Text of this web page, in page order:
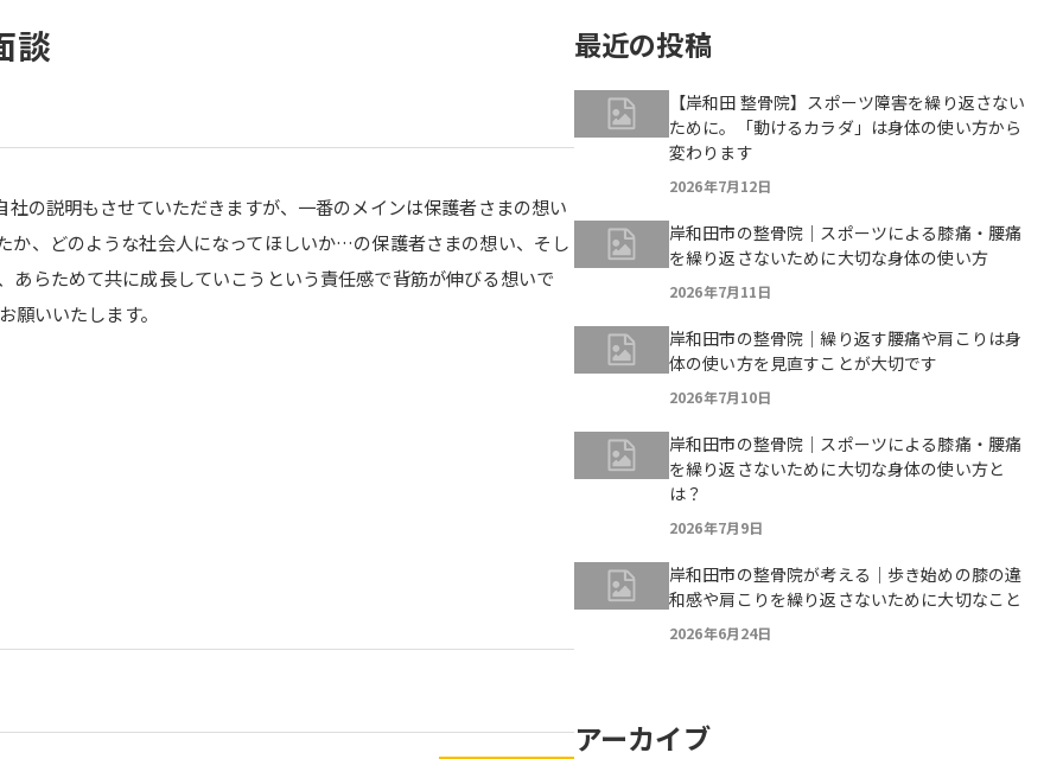
談
の説明もさせていただきますが、一番のメインは保護者さまの想い
か、どのような社会人になってほしいか…の保護者さまの想い、そし
らためて共に成長していこうという責任感で背筋が伸びる想いで
いいたします。
最近の投稿
【岸和田 整骨院】スポーツ障害を繰り返さない
ために。「動けるカラダ」は身体の使い方から
変わります
2026年7月12日
岸和田市の整骨院｜スポーツによる膝痛・腰痛
を繰り返さないために大切な身体の使い方
2026年7月11日
岸和田市の整骨院｜繰り返す腰痛や肩こりは身
体の使い方を見直すことが大切です
2026年7月10日
岸和田市の整骨院｜スポーツによる膝痛・腰痛
を繰り返さないために大切な身体の使い方と
は？
2026年7月9日
岸和田市の整骨院が考える｜歩き始めの膝の違
和感や肩こりを繰り返さないために大切なこと
2026年6月24日
アーカイブ